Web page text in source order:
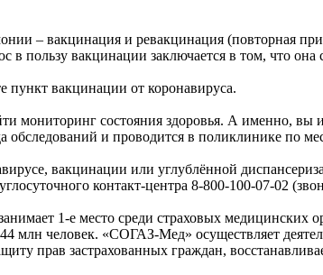
– вакцинация и ревакцинация (повторная
пользу вакцинации заключается в том, что
пункт вакцинации от коронавируса.
мониторинг состояния здоровья. А именно, вы
обследований и проводится в поликлинике по
вакцинации или углублённой
контакт-центра 8-800-100-07-02
1-е место среди страховых медицинских
млн человек. «СОГАЗ-Мед» осуществляет
прав застрахованных граждан,